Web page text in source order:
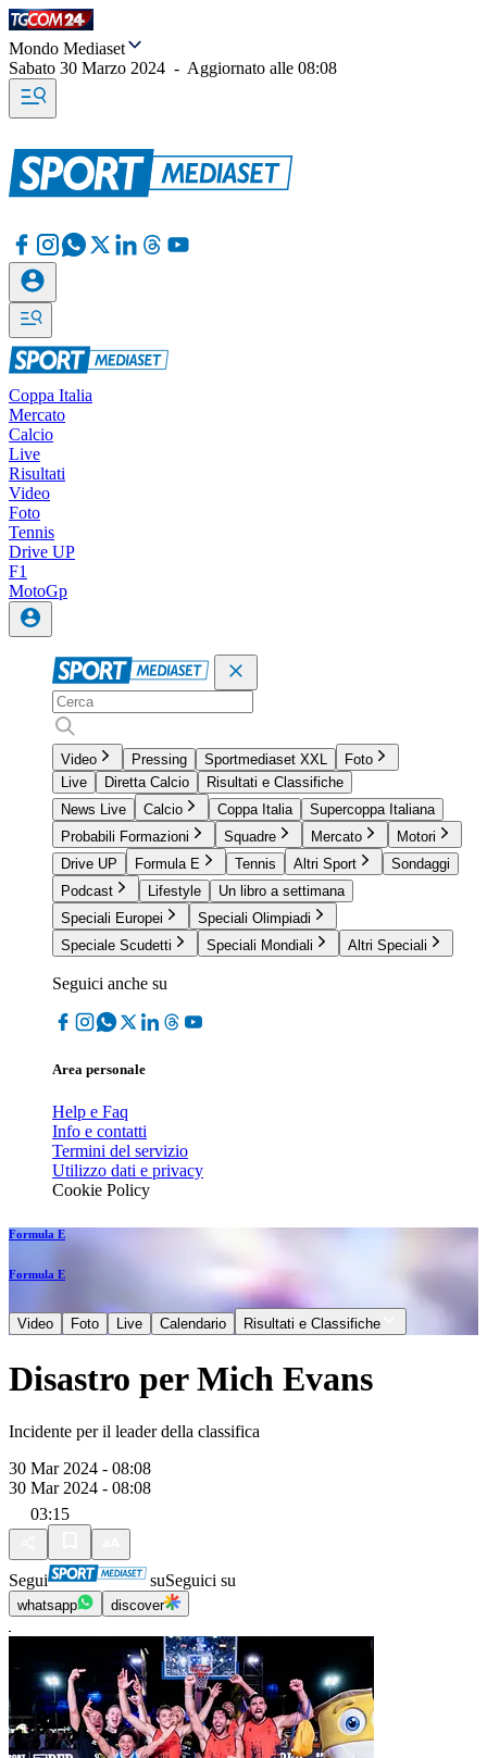
Mondo Mediaset
Sabato 30 Marzo 2024 - Aggiornato alle 08:08
Coppa Italia
Mercato
Calcio
Live
Risultati
Video
Foto
Tennis
Drive UP
F1
MotoGp
Video Pressing Sportmediaset XXL
Foto
Live
Diretta Calcio
Risultati e Classifiche
News Live
Calcio Coppa Italia
Supercoppa Italiana
Probabili Formazioni
Squadre Mercato
Motori
Drive UP
Formula E Tennis Altri Sport
Sondaggi
Podcast
Lifestyle
Un libro a settimana
Speciali Europei
Speciali Olimpiadi
Speciale Scudetti
Speciali Mondiali Altri Speciali
Seguici anche su
Area personale
Help e Faq
Info e contatti
Termini del servizio
Utilizzo dati e privacy
Cookie Policy
Formula E
Formula E
Video Foto Live Calendario Risultati e Classifiche
Disastro per Mich Evans
Incidente per il leader della classifica
30 Mar 2024 - 08:08
30 Mar 2024 - 08:08
03:15
Segui suSeguici su
whatsapp discover